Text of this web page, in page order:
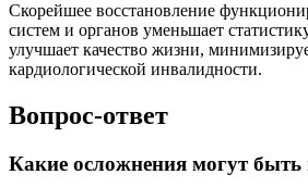
Скорейшее восстановление
систем и органов уменьшает
улучшает качество жизни,
кардиологической инвалидности.
Вопрос-ответ
Какие осложнения могут быть